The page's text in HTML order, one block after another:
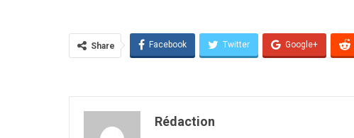
Share Facebook Twitter Google+
Rédaction